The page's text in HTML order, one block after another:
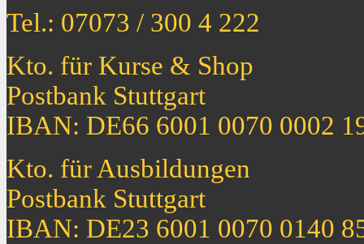
Tel.: 07073 / 300 4 222
Kto. für Kurse & Shop
Postbank Stuttgart
IBAN: DE66 6001 0070 0002
Kto. für Ausbildungen
Postbank Stuttgart
IBAN: DE23 6001 0070 0140